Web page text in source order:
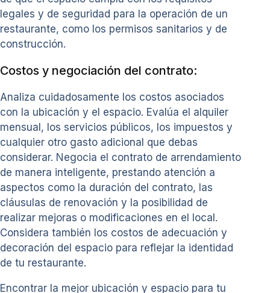
legales y de seguridad para la operación de un
restaurante, como los permisos sanitarios y de
construcción.
Costos y negociación del contrato:
Analiza cuidadosamente los costos asociados
con la ubicación y el espacio. Evalúa el alquiler
mensual, los servicios públicos, los impuestos y
cualquier otro gasto adicional que debas
considerar. Negocia el contrato de arrendamiento
de manera inteligente, prestando atención a
aspectos como la duración del contrato, las
cláusulas de renovación y la posibilidad de
realizar mejoras o modificaciones en el local.
Considera también los costos de adecuación y
decoración del espacio para reflejar la identidad
de tu restaurante.
Encontrar la mejor ubicación y espacio para tu